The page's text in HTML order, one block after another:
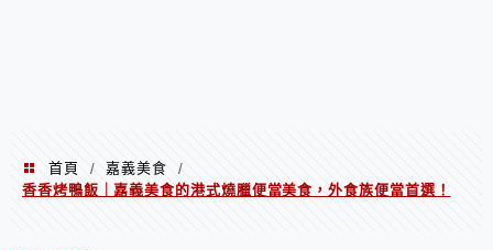
首頁 / 嘉義美食
/
香香烤鴨飯｜嘉義美食的港式燒臘便當美食，外食族便當首選！